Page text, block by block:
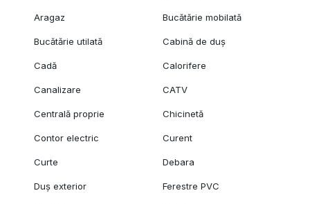
Aragaz Bucătărie mobilată
Bucătărie utilată Cabină de duș
Cadă Calorifere
Canalizare CATV
Centrală proprie Chicinetă
Contor electric Curent
Curte Debara
Duș exterior Ferestre PVC